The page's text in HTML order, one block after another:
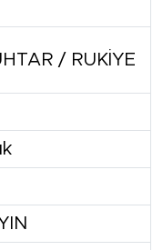
/ RUKİYE